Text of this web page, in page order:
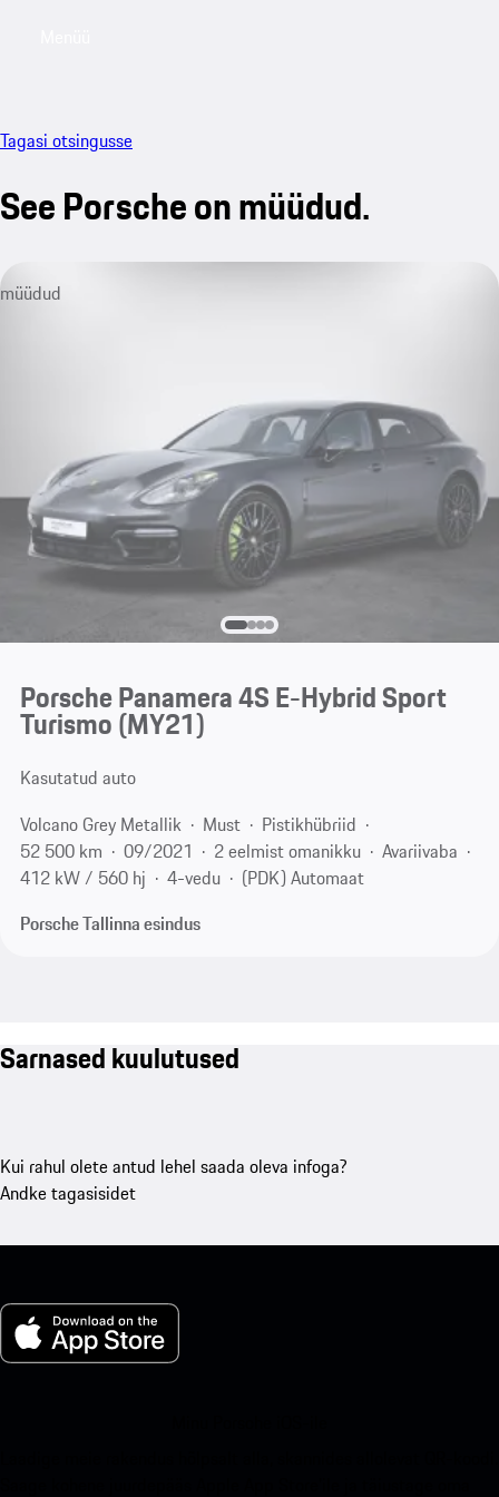
Tagasi otsingusse
See Porsche on müüdud.
müüdud
Porsche Panamera 4S E-Hybrid Sport
Turismo (MY21)
Kasutatud auto
Volcano Grey Metallik
Must
Pistikhübriid
52 500 km
09/2021 2 eelmist omanikku
Avariivaba
412 kW / 560 hj
4-vedu
(PDK) Automaat
Porsche Tallinna esindus
Sarnased kuulutused
Kui rahul olete antud lehel saada oleva infoga?
Andke tagasisidet